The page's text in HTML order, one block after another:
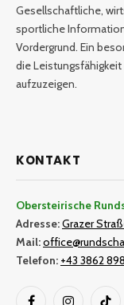
Gesellschaftliche,
sportliche
Vordergrund. Ein
die
aufzuzeigen.
KONTAKT
Obersteirische
Adresse:Grazer
Mail:
Telefon: +43 3862